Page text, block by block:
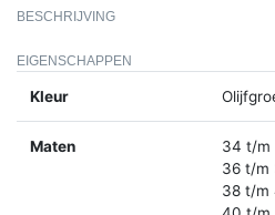
BESCHRIJVING
EIGENSCHAPPEN
Kleur
Maten
34 t/m
36 t/m
38 t/m